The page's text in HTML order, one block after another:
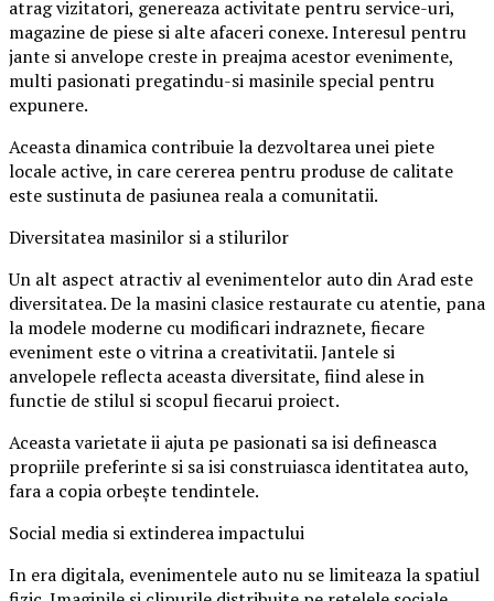
atrag vizitatori, genereaza activitate pentru service-uri,
magazine de piese si alte afaceri conexe. Interesul pentru
jante si anvelope creste in preajma acestor evenimente,
multi pasionati pregatindu-si masinile special pentru
expunere.
Aceasta dinamica contribuie la dezvoltarea unei piete
locale active, in care cererea pentru produse de calitate
este sustinuta de pasiunea reala a comunitatii.
Diversitatea masinilor si a stilurilor
Un alt aspect atractiv al evenimentelor auto din Arad este
diversitatea. De la masini clasice restaurate cu atentie, pana
la modele moderne cu modificari indraznete, fiecare
eveniment este o vitrina a creativitatii. Jantele si
anvelopele reflecta aceasta diversitate, fiind alese in
functie de stilul si scopul fiecarui proiect.
Aceasta varietate ii ajuta pe pasionati sa isi defineasca
propriile preferinte si sa isi construiasca identitatea auto,
fara a copia orbește tendintele.
Social media si extinderea impactului
In era digitala, evenimentele auto nu se limiteaza la spatiul